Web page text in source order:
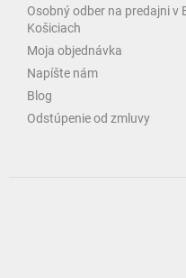
Osobný odber na predajni v
Košiciach
Moja objednávka
Napíšte nám
Blog
Odstúpenie od zmluvy